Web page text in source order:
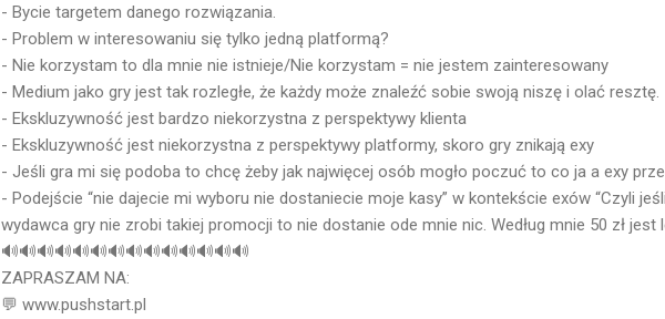
- Bycie targetem danego rozwiązania.
- Problem w interesowaniu się tylko jedną platformą?
- Nie korzystam to dla mnie nie istnieje/Nie korzystam = nie jestem zainteresowany
- Medium jako gry jest tak rozległe, że każdy może znaleźć sobie swoją niszę i olać resztę.
- Ekskluzywność jest bardzo niekorzystna z perspektywy klienta
- Ekskluzywność jest niekorzystna z perspektywy platformy, skoro gry znikają exy
- Jeśli gra mi się podoba to chcę żeby jak najwięcej osób mogło poczuć to co ja a exy
- Podejście “nie dajecie mi wyboru nie dostaniecie moje kasy” w kontekście exów “Czyli
wydawca gry nie zrobi takiej promocji to nie dostanie ode mnie nic. Według mnie 50 zł jest
🔊🔊🔊🔊🔊🔊🔊🔊🔊🔊🔊🔊🔊🔊
ZAPRASZAM NA:
💬 www.pushstart.pl